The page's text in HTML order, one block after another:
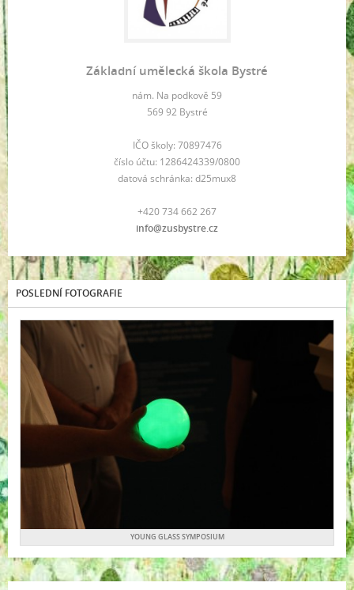
Základní umělecká škola Bystré
nám. Na podkově 59
569 92 Bystré
IČO školy: 70897476
číslo účtu: 1286424339/0800
datová schránka: d25mux8
+420 734 662 267
info@zusbystre.cz
POSLEDNÍ FOTOGRAFIE
YOUNG GLASS SYMPOSIUM